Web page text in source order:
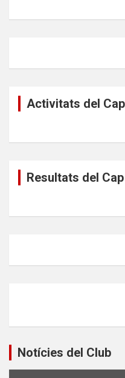
Activitats del
Resultats del
Notícies del Club